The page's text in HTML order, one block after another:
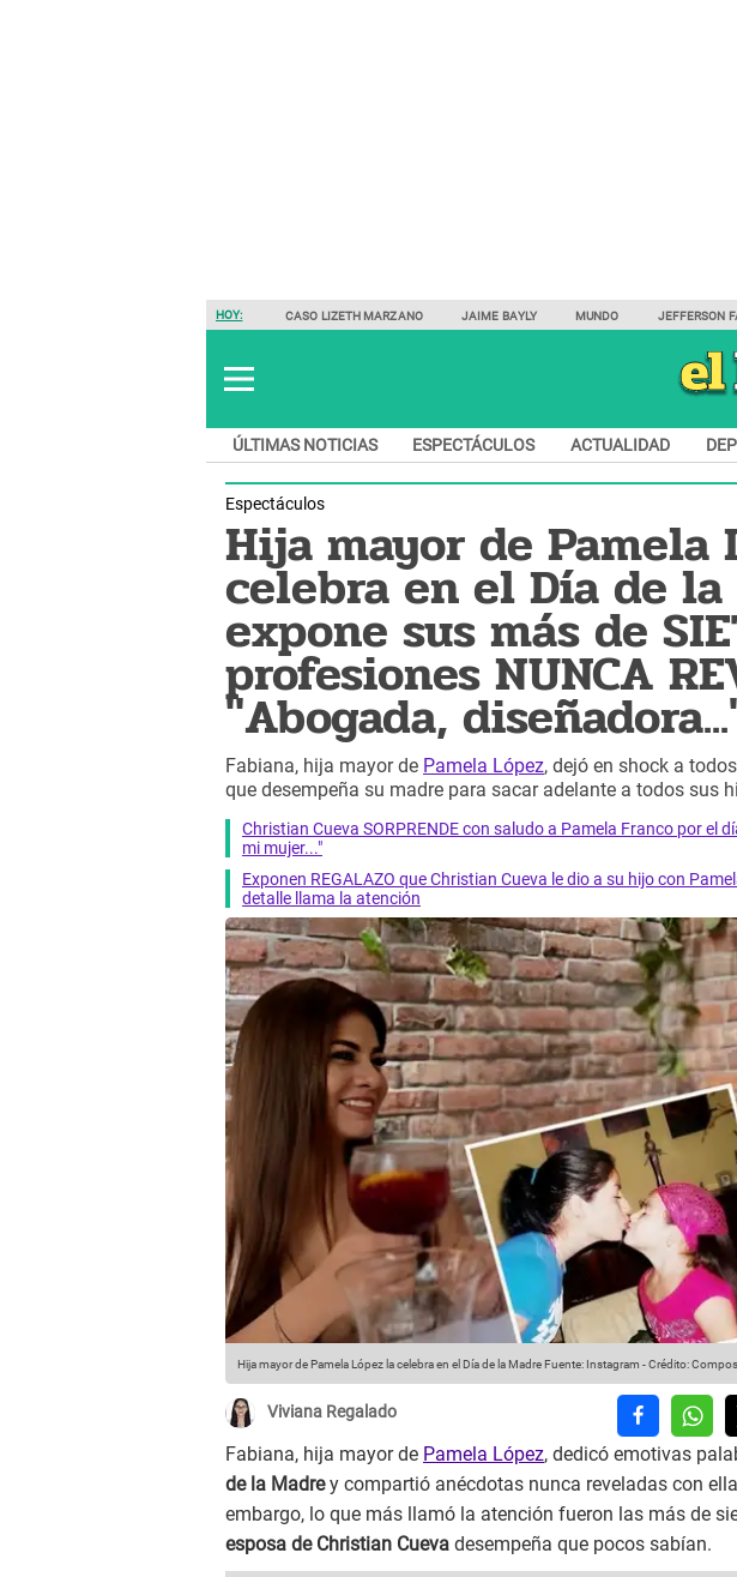
HOY: CASO LIZETH MARZANO JAIME BAYLY MUNDO JEFFERSON
ÚLTIMAS NOTICIAS ESPECTÁCULOS ACTUALIDAD
Espectáculos
Hija mayor de Pamela
celebra en el Día de la
expone sus más de
profesiones NUNCA
"Abogada,
Fabiana, hija mayor de Pamela López, dejó en shock a
que desempeña su madre para sacar adelante a todos sus
Christian Cueva SORPRENDE con saludo a Pamela Franco por el
mi mujer..."
Exponen REGALAZO que Christian Cueva le dio a su hijo con
detalle llama la atención
Hija mayor de Pamela López la celebra en el Día de la Madre Fuente: Instagram -Crédito:
Viviana Regalado
Fabiana, hija mayor de Pamela López, dedicó emotivas
de la Madrey compartió anécdotas nunca reveladas con
embargo, lo que más llamó la atención fueron las más de
esposa de Christian Cueva desempeña que pocos sabían.